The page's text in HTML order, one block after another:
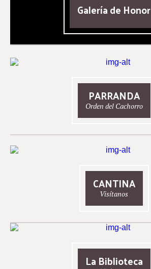
Galería de Honor
PARRANDA
Orden del Cachorro
CANTINA
Visítanos
La Biblioteca